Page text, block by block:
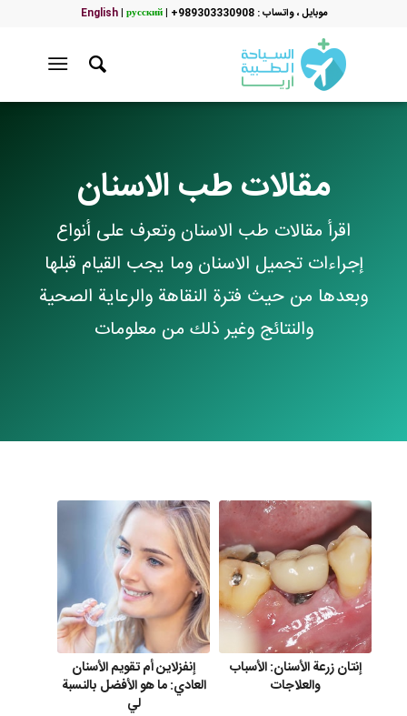
موبایل ، واتساب : 989303330908+ |
English| русский
مقالات طب الاسنان
اقرأ مقالات طب الاسنان وتعرف على أنواع
إجراءات تجميل الاسنان وما يجب القيام قبلها
وبعدها من حيث فترة النقاهة والرعاية الصحية
والنتائج وغير ذلك من معلومات
إنتان زرعة الأسنان: الأسباب
والعلاجات
إنفزلاين أم تقويم الأسنان
العادي: ما هو الأفضل بالنسبة
لي